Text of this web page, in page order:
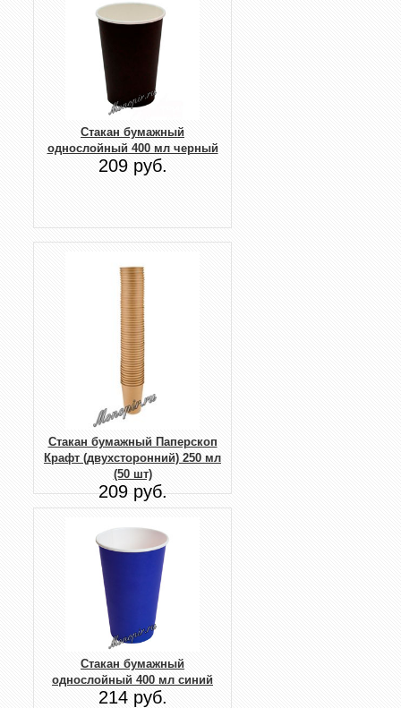
Стакан бумажный
однослойный 400 мл черный
209 руб.
Стакан бумажный Паперскоп
Крафт (двухсторонний) 250 мл
(50 шт)
209 руб.
Стакан бумажный
однослойный 400 мл синий
214 руб.